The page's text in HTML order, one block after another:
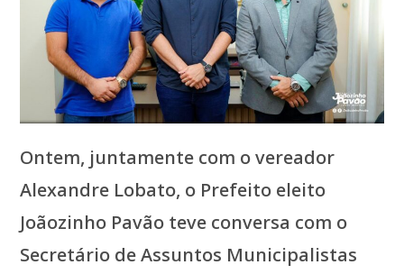
Ontem, juntamente com o vereador
Alexandre Lobato, o Prefeito eleito
Joãozinho Pavão teve conversa com o
Secretário de Assuntos Municipalistas